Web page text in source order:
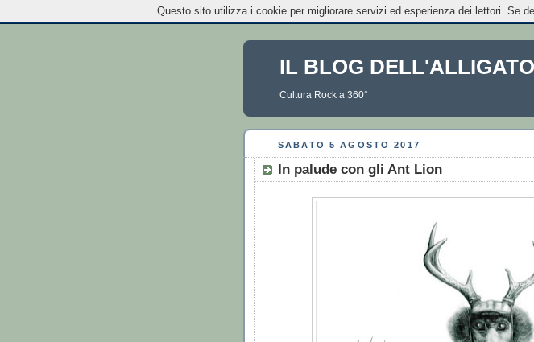
IL BLOG
Cultura Rock a 360°
SABATO 5 AGOSTO 2017
In palude con gli Ant Lion
Questo sito utilizza i cookie per migliorare servizi ed esperienza dei lettori. Se